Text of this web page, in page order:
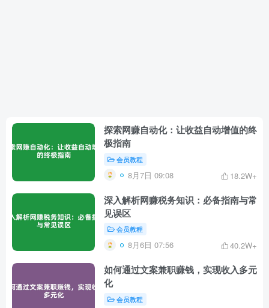
探索网赚自动化：让收益自动增值的终
极指南
会员教程
8月7日 09:08 18.2W+
深入解析网赚税务知识：必备指南与常
见误区
会员教程
8月6日 07:56 40.2W+
如何通过文案兼职赚钱，实现收入多元
化
会员教程